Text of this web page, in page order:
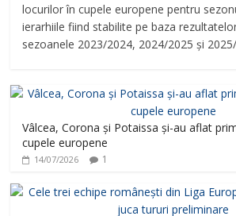
locurilor în cupele europene pentru
ierarhiile fiind stabilite pe baza
sezoanele 2023/2024, 2024/2025 și
Vâlcea, Corona și Potaissa și-au aflat
cupele europene
14/07/2026 1